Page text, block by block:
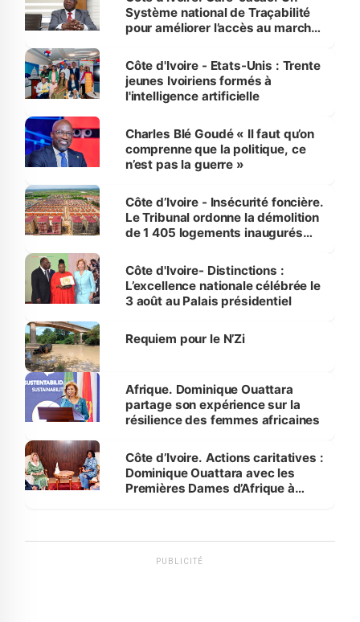
Système national de Traçabilité
pour améliorer l’accès au marché
Côte d'Ivoire - Etats-Unis : Trente
jeunes Ivoiriens formés à
l'intelligence artificielle
Charles Blé Goudé « Il faut qu’on
comprenne que la politique, ce
n’est pas la guerre »
Côte d’Ivoire - Insécurité foncière.
Le Tribunal ordonne la démolition
de 1 405 logements inaugurés
Bassam
Côte d'Ivoire- Distinctions :
L’excellence nationale célébrée le
3 août au Palais présidentiel
Requiem pour le N’Zi
Afrique. Dominique Ouattara
partage son expérience sur la
résilience des femmes africaines
Côte d’Ivoire. Actions caritatives :
Dominique Ouattara avec les
Premières Dames d’Afrique à
PUBLICITÉ